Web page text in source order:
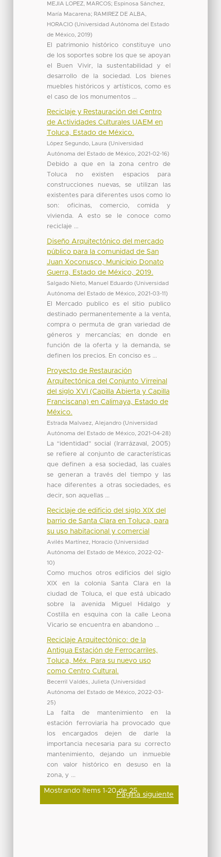
MEJIA LOPEZ, MARCOS; Espinosa Sánchez,
María Macarena; RAMIREZ DE ALBA,
HORACIO (Universidad Autónoma del Estado
de México, 2019)
El patrimonio histórico constituye uno
de los soportes sobre los que se apoyan
el Buen Vivir, la sustentabilidad y el
desarrollo de la sociedad. Los bienes
muebles históricos y artísticos, como es
el caso de los monumentos ...
Reciclaje y Restauración del Centro
de Actividades Culturales UAEM en
Toluca, Estado de México.
López Segundo, Laura (Universidad
Autónoma del Estado de México, 2021-02-16)
Debido a que en la zona centro de
Toluca no existen espacios para
construcciones nuevas, se utilizan las
existentes para diferentes usos como lo
son: oficinas, comercio, comida y
vivienda. A esto se le conoce como
reciclaje ...
Diseño Arquitectónico del mercado
público para la comunidad de San
Juan Xoconusco, Municipio Donato
Guerra, Estado de México, 2019.
Salgado Nieto, Manuel Eduardo (Universidad
Autónoma del Estado de México, 2021-03-11)
El Mercado publico es el sitio publico
destinado permanentemente a la venta,
compra o permuta de gran variedad de
géneros y mercancías; en donde en
función de la oferta y la demanda, se
definen los precios. En conciso es ...
Proyecto de Restauración
Arquitectónica del Conjunto Virreinal
del siglo XVI (Capilla Abierta y Capilla
Franciscana) en Calimaya, Estado de
México.
Estrada Malvaez, Alejandro (Universidad
Autónoma del Estado de México, 2021-04-28)
La “identidad” social (Irarrázaval, 2005)
se refiere al conjunto de características
que definen a esa sociedad, las cuales
se generan a través del tiempo y las
hace diferentes a otras sociedades, es
decir, son aquellas ...
Reciclaje de edificio del siglo XIX del
barrio de Santa Clara en Toluca, para
su uso habitacional y comercial
Avilés Martínez, Horacio (Universidad
Autónoma del Estado de México,
2022-02-
10)
Como muchos otros edificios del siglo
XIX en la colonia Santa Clara en la
ciudad de Toluca, el que está ubicado
sobre la avenida Miguel Hidalgo y
Costilla en esquina con la calle Leona
Vicario se encuentra en abandono ...
Reciclaje Arquitectónico: de la
Antigua Estación de Ferrocarriles,
Toluca, Méx. Para su nuevo uso
como Centro Cultural.
Becerril Valdés, Julieta (Universidad
Autónoma del Estado de México,
2022-03-
25)
La falta de mantenimiento en la
estación ferroviaria ha provocado que
los encargados dejen de darle la
importancia necesaria para su correcto
mantenimiento, dejando un inmueble
con valor histórico en desuso en la
zona, y ...
Mostrando ítems 1-20 de 25Página siguiente